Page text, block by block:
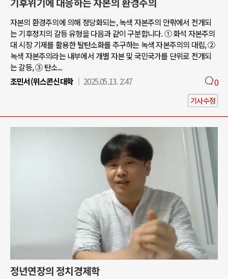
자본의 환경주의에 의해 정당화되는, 녹색 자본주의 안팎에서 전개되
는 기후정치의 갈등 유형을 다음과 같이 구분합니다. ① 화석 자본주의
대 시장 기제를 활용한 탈탄소화를 추구하는 녹색 자본주의의 대립, ②
녹색 자본주의라는 내부에서 개별 자본 및 국민국가를 단위로 전개되
는 갈등, ③ 탄소...
조민서(위스콘신대학
2025.05.13. 2:47 0
기사수정
정년연장의 정치경제학